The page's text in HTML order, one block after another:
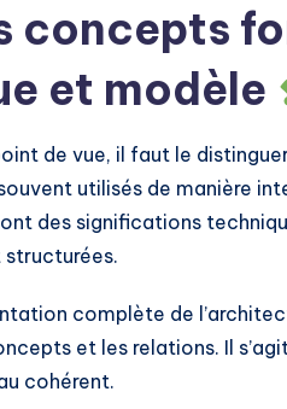
concepts
et modèle
de vue, il faut le
utilisés de manière
des significations
complète de
et les relations. Il
cohérent.